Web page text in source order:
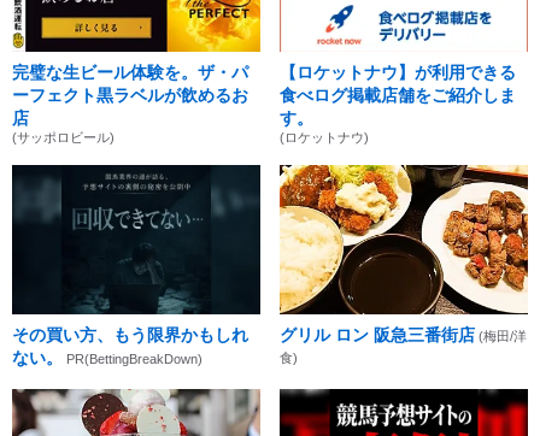
完璧な生ビール体験を。ザ・パ
ーフェクト黒ラベルが飲めるお
店
(サッポロビール)
【ロケットナウ】が利用できる
食べログ掲載店舗をご紹介しま
す。
(ロケットナウ)
その買い方、もう限界かもしれ
ない。
PR(BettingBreakDown)
グリル ロン 阪急三番街店 (梅田/洋
食)